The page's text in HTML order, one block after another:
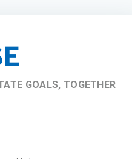
GOALS, TOGETHER